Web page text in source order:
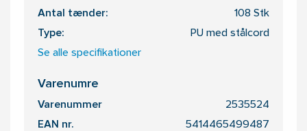
Antal tænder: 108 Stk
Type: PU med stålcord
Se alle specifikationer
Varenumre
Varenummer 2535524
EAN nr. 5414465499487